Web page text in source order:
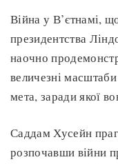
Війна у В’єтнамі,
президентства
наочно
величезні
мета, заради якої
Саддам Хусейн
розпочавши війни